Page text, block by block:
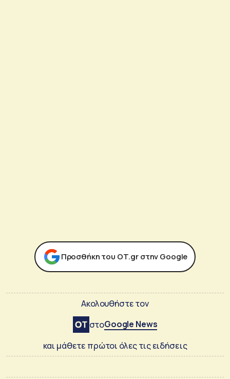
Προσθήκη του ΟΤ.gr στην Google
Ακολουθήστε τον
στοGoogle News
και μάθετε πρώτοι όλες τις ειδήσεις